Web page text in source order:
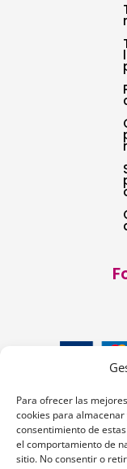
Para ofrecer las
cookies para
consentimiento de
el comportamiento de
sitio. No consentir o